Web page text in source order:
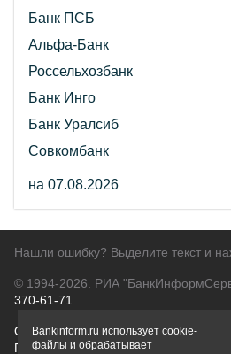
Банк ПСБ
Альфа-Банк
Россельхозбанк
Банк Инго
Банк Уралсиб
Совкомбанк
на 07.08.2026
Нашли ошибку? Выделите текст и
© 1994-2026. РИА
370-61-71
О проектеПолитика
Правовая информацияДля
Bankinform.ru использует cookie-
файлы и обрабатывает